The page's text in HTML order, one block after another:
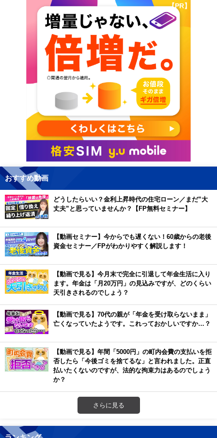
【PR】
おすすめ動画
どうしたらいい？金利上昇時代の住宅ローン／まだ”大
丈夫”と思っていませんか？【FP無料セミナー】
【動画セミナー】今からでも遅くない！60歳からの老後
資金セミナー／FPがわかりやすく解説します！
【動画で見る】今月末で完全に引退して年金生活に入り
ます。年金は「月20万円」の見込みですが、どのくらい
天引きされるのでしょう？
【動画で見る】70代の親が「年金を受け取らないまま」
亡くなっていたようです。これっておかしいですか…？
【動画で見る】年間「5000円」の町内会費の支払いを拒
否したら「今後ゴミを捨てるな」と言われました。正直
払いたくないのですが、法的な拘束力はあるのでしょう
か？
さらに見る